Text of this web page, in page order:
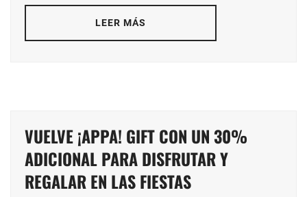
LEER MÁS
VUELVE ¡APPA! GIFT CON UN 30%
ADICIONAL PARA DISFRUTAR Y
REGALAR EN LAS FIESTAS